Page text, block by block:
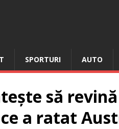
SPORTURI AUTO
să
a ratat